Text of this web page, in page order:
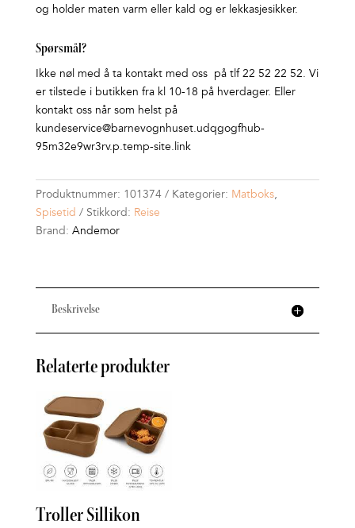
og holder maten varm eller kald og er lekkasjesikker.
Spørsmål?
Ikke nøl med å ta kontakt med oss på tlf 22 52 22 52. Vi
er tilstede i butikken fra kl 10-18 på hverdager. Eller
kontakt oss når som helst på
kundeservice@barnevognhuset.udqgogfhub-
95m32e9wr3rv.p.temp-site.link
Produktnummer: 101374 Kategorier: Matboks,
Spisetid
Stikkord: Reise
Brand: Andemor
Beskrivelse
Relaterte produkter
Troller Sillikon